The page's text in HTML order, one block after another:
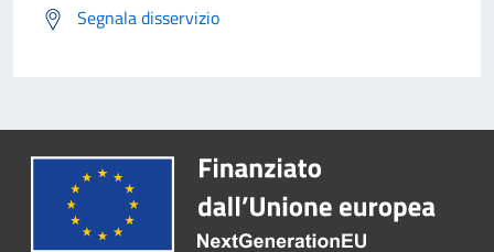
Segnala disservizio